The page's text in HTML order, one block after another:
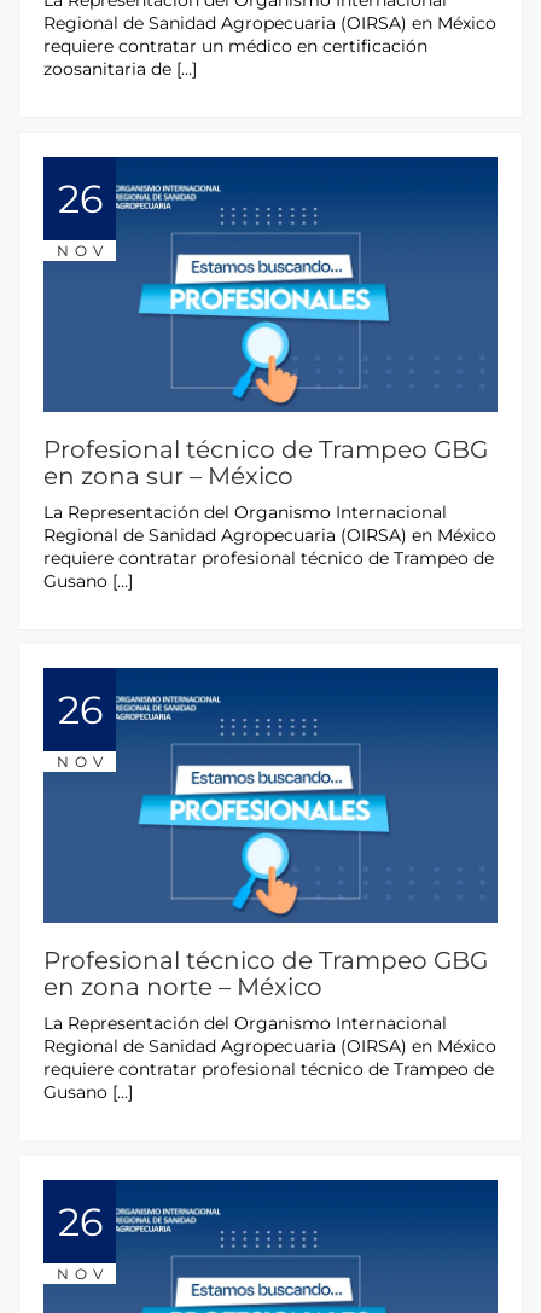
Regional de Sanidad Agropecuaria (OIRSA) en México
requiere contratar un médico en certificación
zoosanitaria de […]
26
NOV
Profesional técnico de Trampeo GBG
en zona sur – México
La Representación del Organismo Internacional
Regional de Sanidad Agropecuaria (OIRSA) en México
requiere contratar profesional técnico de Trampeo de
Gusano […]
26
NOV
Profesional técnico de Trampeo GBG
en zona norte – México
La Representación del Organismo Internacional
Regional de Sanidad Agropecuaria (OIRSA) en México
requiere contratar profesional técnico de Trampeo de
Gusano […]
26
NOV